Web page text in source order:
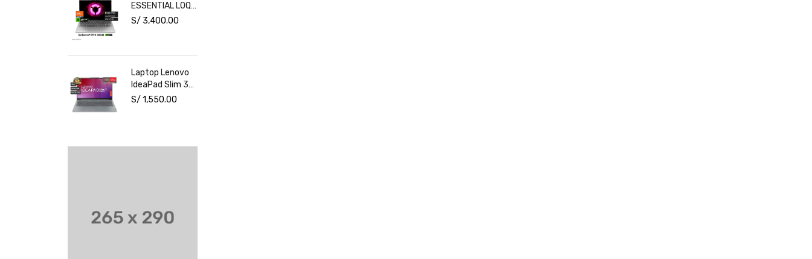
ESSENTIAL LOQ
15ARP10E Ryzen
512GB SSD
3050 6GB 15.6"
FHD Windows 11
S/ 3,400.00
Laptop Lenovo
IdeaPad Slim 3
15AMN8 15.6"
S/ 1,550.00